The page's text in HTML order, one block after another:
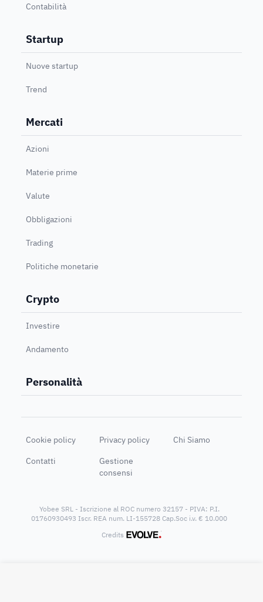
Contabilità
Startup
Nuove startup
Trend
Mercati
Azioni
Materie prime
Valute
Obbligazioni
Trading
Politiche monetarie
Crypto
Investire
Andamento
Personalità
Cookie policy Privacy policy
Chi Siamo
Contatti
Gestione
consensi
Yobee SRL - Iscrizione al ROC numero 32157 - PIVA: P.I.
01760930493 Iscr. REA num. LI-155728 Cap.Soc i.v. € 10.000
Credits
®